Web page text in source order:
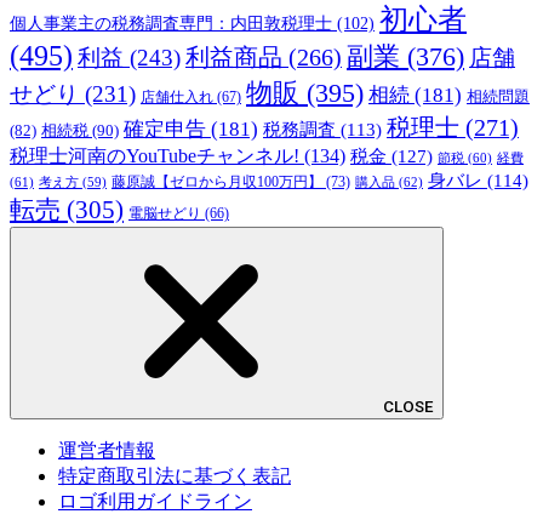
個人事業主の税務調査専門：内田敦税理士 (102) 初心者
(495) 利益 (243)利益商品 (266) 副業 (376) 店舗
せどり (231) 店舗仕入れ (67) 物販 (395) 相続 (181) 相続問題
(82) 相続税 (90) 確定申告 (181) 税務調査 (113) 税理士 (271)
税理士河南のYouTubeチャンネル! (134) 税金 (127) 節税 (60) 経費
(61) 考え方 (59) 藤原誠【ゼロから月収100万円】 (73) 購入品 (62) 身バレ (114)
転売 (305) 電脳せどり (66)
CLOSE
運営者情報
特定商取引法に基づく表記
ロゴ利用ガイドライン